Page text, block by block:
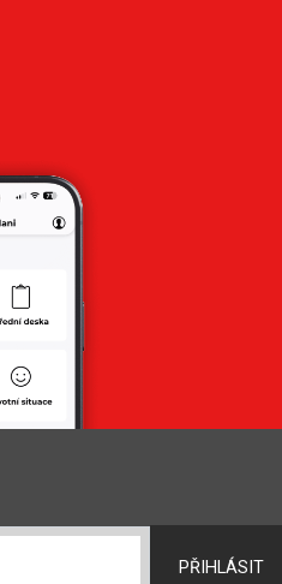
PŘIHLÁSIT